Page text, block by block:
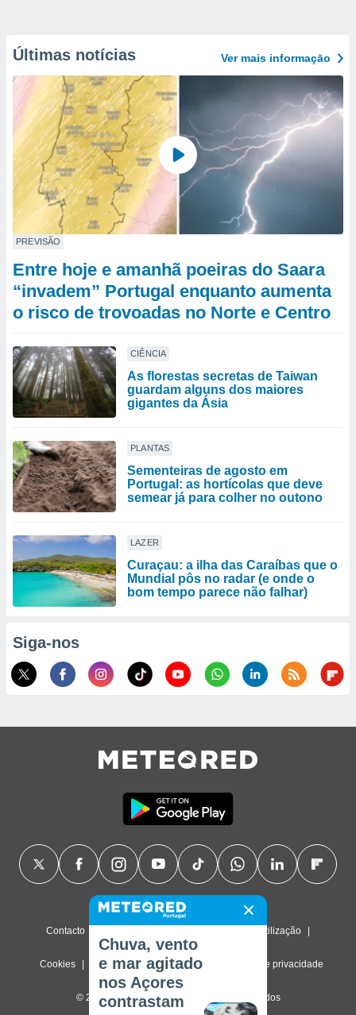
Últimas notícias Ver mais informaçāo
PREVISÃO
Entre hoje e amanhã poeiras do Saara
“invadem” Portugal enquanto aumenta
o risco de trovoadas no Norte e Centro
CIÊNCIA
As florestas secretas de Taiwan
guardam alguns dos maiores
gigantes da Ásia
PLANTAS
Sementeiras de agosto em
Portugal: as hortícolas que deve
semear já para colher no outono
LAZER
Curaçau: a ilha das Caraíbas que o
Mundial pôs no radar (e onde o
bom tempo parece não falhar)
Siga-nos
Contacto Termos de utilização
Cookies Política de privacidade Definições de privacidade
© 2026 Meteored. Todos os direitos reservados
Chuva, vento
e mar agitado
nos Açores
contrastam